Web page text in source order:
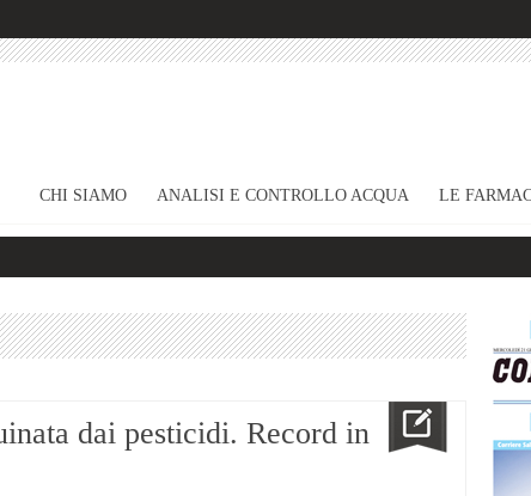
CHI SIAMO ANALISI E CONTROLLO ACQUA LE
dai pesticidi. Record in